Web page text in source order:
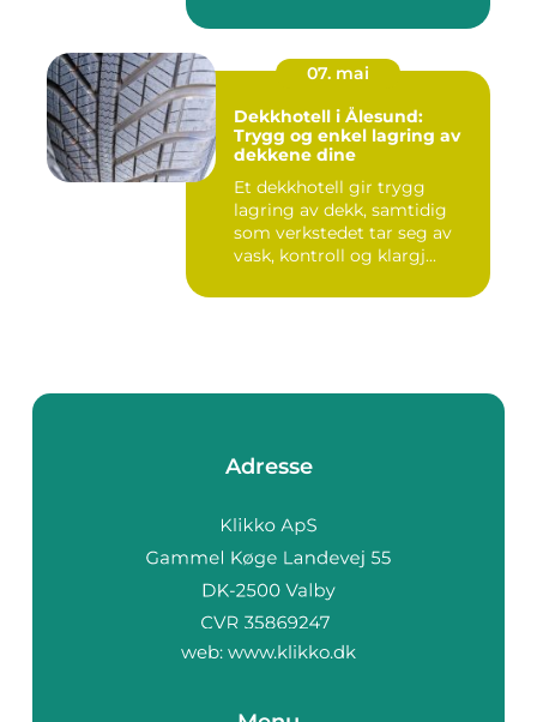
07. mai
Dekkhotell i Ålesund:
Trygg og enkel lagring av
dekkene dine
Et dekkhotell gir trygg
lagring av dekk, samtidig
som verkstedet tar seg av
vask, kontroll og klargj...
Adresse
web: www.klikko.dk